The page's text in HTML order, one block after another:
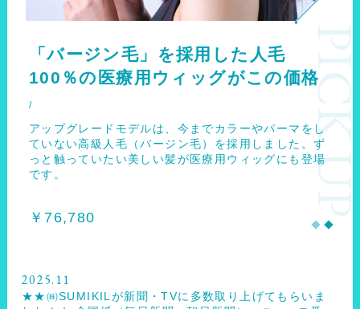
「バージン毛」を採用した人毛
100％の医療用ウィッグがこの価格
アップグレードモデルは、今までカラーやパーマをし
ていない高級人毛（バージン毛）を採用しました。ず
っと触っていたい美しい髪が医療用ウィッグにも登場
です。
￥76,780
大人気のスタイル！これからの季節
には人毛100％の医療用ウィッグ
★大人気のウルフカット★ 人毛なのでアイロンで簡
単にアレンジ可能です。 ウィッグは動きがある方が
自然に見えます。 人毛はムレにくく、しかも軽
量！ ウィッグでも安心して外出できます。
￥43,780
2025.11
★★㈱SUMIKILが新聞・TVに多数取り上げてもらいま